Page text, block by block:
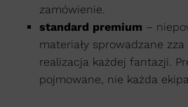
zamówienie.
standard premium –
materiały sprowadzane
realizacja każdej fantazji.
pojmowane, nie każda